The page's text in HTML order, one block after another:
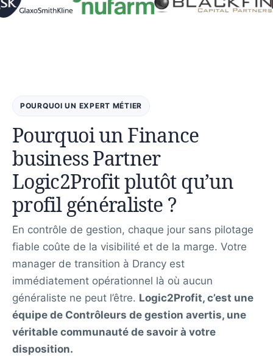
POURQUOI UN EXPERT MÉTIER
Pourquoi un Finance
business Partner
Logic2Profit plutôt qu’un
profil généraliste ?
En contrôle de gestion, chaque jour sans pilotage
fiable coûte de la visibilité et de la marge. Votre
manager de transition à Drancy est
immédiatement opérationnel là où aucun
généraliste ne peut l’être. Logic2Profit, c’est une
équipe de Contrôleurs de gestion avertis, une
véritable communauté de savoir à votre
disposition.